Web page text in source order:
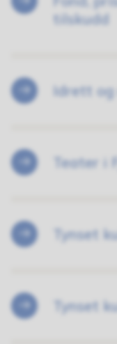
tilskudd
Idrett og
Teater i
Tynset
Tynset